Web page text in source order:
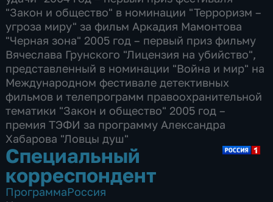
"Закон и общество" в номинации "Терроризм –
угроза миру" за фильм Аркадия Мамонтова
"Черная зона" 2005 год – первый приз фильму
Вячеслава Грунского "Лицензия на убийство",
представленный в номинации "Война и мир" на
Международном фестивале детективных
фильмов и телепрограмм правоохранительной
тематики "Закон и общество" 2005 год –
премия ТЭФИ за программу Александра
Хабарова "Ловцы душ"
Специальный
корреспондент
ПрограммаРоссия